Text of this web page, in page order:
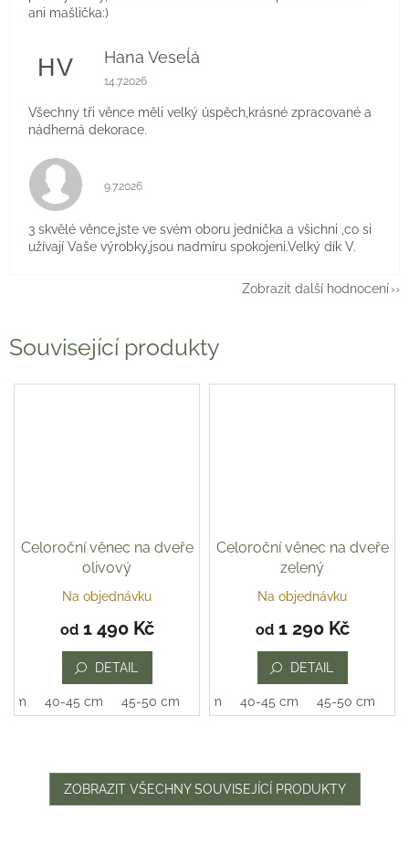
Související produkty
Celoroční věnec na dveře
olivový
Průměrné
produktu
5
hvězdiček.
Na objednávku
od1 490 Kč
DETAIL
cm 40-45 cm 45-50 cm
Celoroční věnec na dveře
zelený
Na objednávku
od1 290 Kč
DETAIL
35-40 cm 40-45 cm 45-50 cm
ZOBRAZIT VŠECHNY SOUVISEJÍCÍ PRODUKTY
ani mašlička:)
HV Hana Veseĺá
Hodnocení obchodu je 5 z 5 hvězdiček.
14.7.2026
Všechny tři věnce měli velký úspěch,krásné zpracované a
nádherná dekorace.
Hodnocení obchodu je 5 z 5 hvězdiček.
9.7.2026
3 skvělé věnce,jste ve svém oboru jednička a všichni ,co si
užívají Vaše výrobky,jsou nadmíru spokojeni.Velký dík V.
Zobrazit další hodnocení